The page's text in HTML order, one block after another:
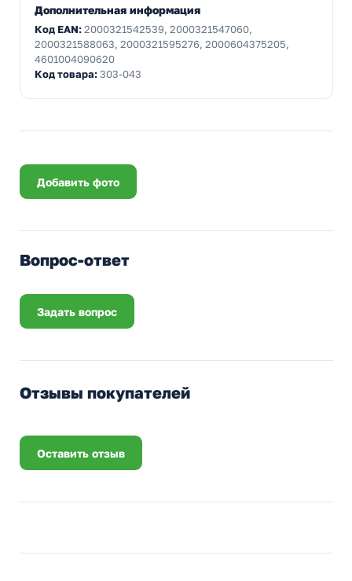
Дополнительная информация
Код EAN:2000321542539, 2000321547060,
2000321588063, 2000321595276, 2000604375205,
4601004090620
Код товара:303-043
Добавить фото
Вопрос-ответ
Задать вопрос
Отзывы покупателей
Оставить отзыв